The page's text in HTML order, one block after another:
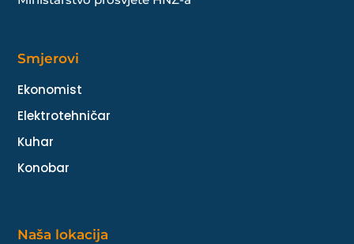
Smjerovi
Ekonomist
Elektrotehničar
Kuhar
Konobar
Naša lokacija